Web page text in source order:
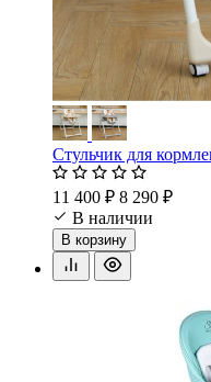
Стульчик для
11 400 ₽ 8 290 ₽
В наличии
В корзину